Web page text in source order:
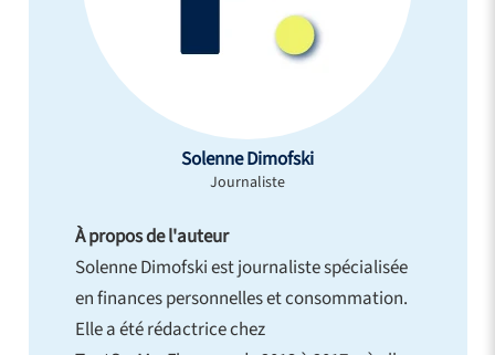
Solenne Dimofski
Journaliste
À propos de l'auteur
Solenne Dimofski est journaliste spécialisée
en finances personnelles et consommation.
Elle a été rédactrice chez